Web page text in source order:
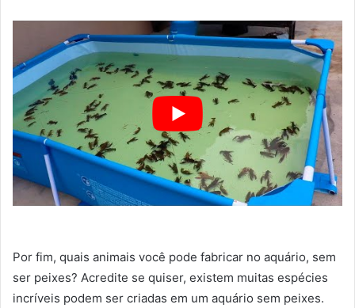
Por fim, quais animais você pode fabricar no aquário, sem
ser peixes? Acredite se quiser, existem muitas espécies
incríveis podem ser criadas em um aquário sem peixes.